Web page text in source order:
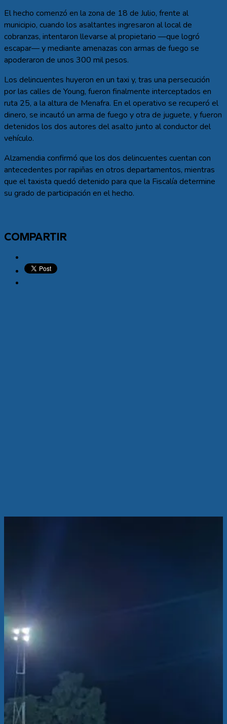
El hecho comenzó en la zona de 18 de Julio, frente al
municipio, cuando los asaltantes ingresaron al local de
cobranzas, intentaron llevarse al propietario —que logró
escapar— y mediante amenazas con armas de fuego se
apoderaron de unos 300 mil pesos.
Los delincuentes huyeron en un taxi y, tras una persecución
por las calles de Young, fueron finalmente interceptados en
ruta 25, a la altura de Menafra. En el operativo se recuperó el
dinero, se incautó un arma de fuego y otra de juguete, y fueron
detenidos los dos autores del asalto junto al conductor del
vehículo.
Alzamendia confirmó que los dos delincuentes cuentan con
antecedentes por rapiñas en otros departamentos, mientras
que el taxista quedó detenido para que la Fiscalía determine
su grado de participación en el hecho.
COMPARTIR